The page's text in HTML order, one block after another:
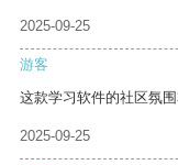
2025-09-25
游客
这款学习软件的社区氛
2025-09-25